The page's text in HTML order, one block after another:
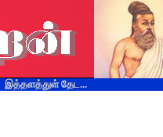
இத்தளத்துள் தேட...